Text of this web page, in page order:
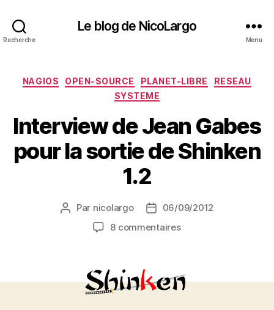
Recherche
Le blog de NicoLargo
Menu
Catégories
NAGIOS OPEN-SOURCE PLANET-LIBRE
RESEAU
SYSTEME
Interview de Jean Gabes
pour la sortie de Shinken
1.2
Auteur
l’article
Par nicolargo
Date
de
06/09/2012
8 commentairessur
Gabes
pour